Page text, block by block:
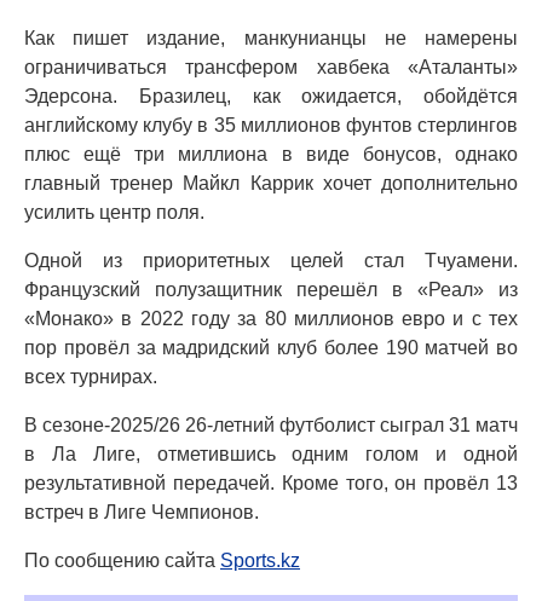
Как пишет издание, манкунианцы не намерены
ограничиваться трансфером хавбека «Аталанты»
Эдерсона. Бразилец, как ожидается, обойдётся
английскому клубу в 35 миллионов фунтов стерлингов
плюс ещё три миллиона в виде бонусов, однако
главный тренер Майкл Каррик хочет дополнительно
усилить центр поля.
Одной из приоритетных целей стал Тчуамени.
Французский полузащитник перешёл в «Реал» из
«Монако» в 2022 году за 80 миллионов евро и с тех
пор провёл за мадридский клуб более 190 матчей во
всех турнирах.
В сезоне-2025/26 26-летний футболист сыграл 31 матч
в Ла Лиге, отметившись одним голом и одной
результативной передачей. Кроме того, он провёл 13
встреч в Лиге Чемпионов.
По сообщению сайта Sports.kz